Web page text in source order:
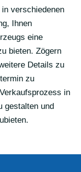
verschiedenen
Ihnen
eine
bieten. Zögern
Details zu
zu
in
gestalten und